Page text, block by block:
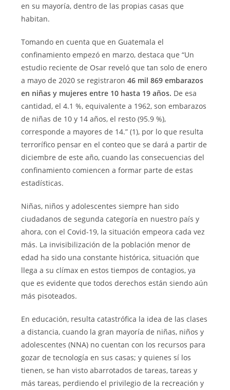
en su mayoría, dentro de las propias casas que
habitan.
Tomando en cuenta que en Guatemala el
confinamiento empezó en marzo, destaca que “Un
estudio reciente de Osar reveló que tan solo de enero
a mayo de 2020 se registraron 46 mil 869 embarazos
en niñas y mujeres entre 10 hasta 19 años. De esa
cantidad, el 4.1 %, equivalente a 1962, son embarazos
de niñas de 10 y 14 años, el resto (95.9 %),
corresponde a mayores de 14.” (1), por lo que resulta
terrorífico pensar en el conteo que se dará a partir de
diciembre de este año, cuando las consecuencias del
confinamiento comiencen a formar parte de estas
estadísticas.
Niñas, niños y adolescentes siempre han sido
ciudadanos de segunda categoría en nuestro país y
ahora, con el Covid-19, la situación empeora cada vez
más. La invisibilización de la población menor de
edad ha sido una constante histórica, situación que
llega a su clímax en estos tiempos de contagios, ya
que es evidente que todos derechos están siendo aún
más pisoteados.
En educación, resulta catastrófica la idea de las clases
a distancia, cuando la gran mayoría de niñas, niños y
adolescentes (NNA) no cuentan con los recursos para
gozar de tecnología en sus casas; y quienes sí los
tienen, se han visto abarrotados de tareas, tareas y
más tareas, perdiendo el privilegio de la recreación y